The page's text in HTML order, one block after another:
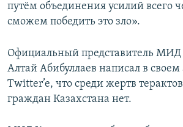
путём объединения усилий всего
сможем победить это зло».
Официальный представитель МИД
Алтай Абибуллаев написал в своем
Twitter’e, что среди жертв
граждан Казахстана нет.